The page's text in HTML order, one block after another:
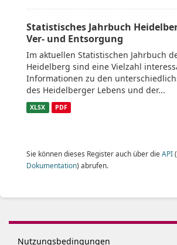
Statistisches Jahrbuch
Ver- und Entsorgung
Im aktuellen Statistischen Jahrbuch
Heidelberg sind eine Vielzahl
Informationen zu den
des Heidelberger Lebens und der...
XLSX PDF
Sie können dieses Register auch über die API
Dokumentation) abrufen.
Nutzungsbedingungen